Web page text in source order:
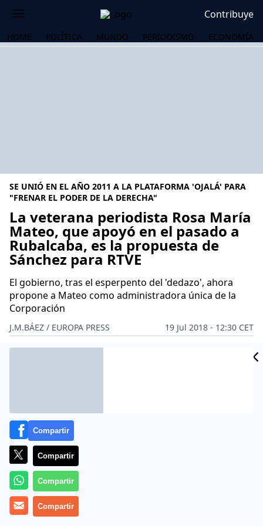
Contribuye
HOME POLÍTICA MUNDO PERIODISMO ECONOMÍA
SE UNIÓ EN EL AÑO 2011 A LA PLATAFORMA 'OJALÁ' PARA
"FRENAR EL PODER DE LA DERECHA"
La veterana periodista Rosa María
Mateo, que apoyó en el pasado a
Rubalcaba, es la propuesta de
Sánchez para RTVE
El gobierno, tras el esperpento del 'dedazo', ahora
propone a Mateo como administradora única de la
Corporación
J.M.BÁEZ / EUROPA PRESS
19 Jul 2018 - 12:30 CET
Archivado en: ALFREDO PÉREZ-RUBALCABA
Compartir
Compartir
Compartir
Compartir